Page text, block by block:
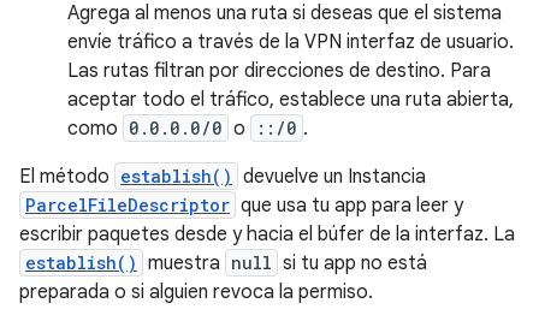
Agrega al menos una ruta si deseas que el sistema
envíe tráfico a través de la VPN interfaz de usuario.
Las rutas filtran por direcciones de destino. Para
aceptar todo el tráfico, establece una ruta abierta,
como 0.0.0.0/0 o ::/0 .
El método establish() devuelve un Instancia
ParcelFileDescriptor que usa tu app para leer y
escribir paquetes desde y hacia el búfer de la interfaz. La
establish() muestra null si tu app no está
preparada o si alguien revoca la permiso.